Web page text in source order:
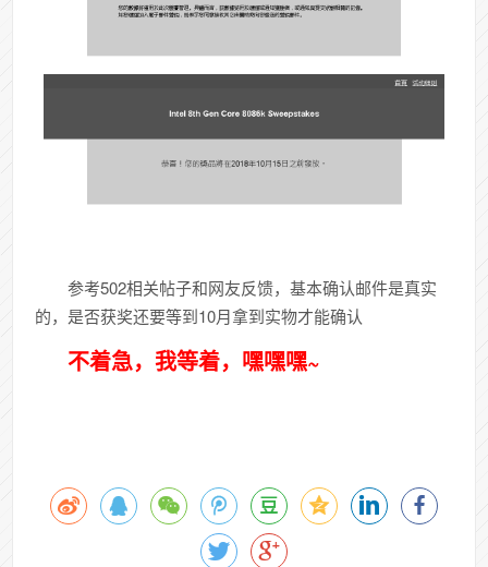
参考502相关帖子和网友反馈，基本确认邮件是真实
的，是否获奖还要等到10月拿到实物才能确认
不着急，我等着，嘿嘿嘿~